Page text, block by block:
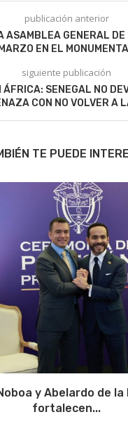
publicación anterior
ASAMBLEA GENERAL
MARZO EN EL
siguiente publicación
ÁFRICA: SENEGAL NO
CON NO VOLVER A
TE PUEDE
y Abelardo de la
fortalecen...